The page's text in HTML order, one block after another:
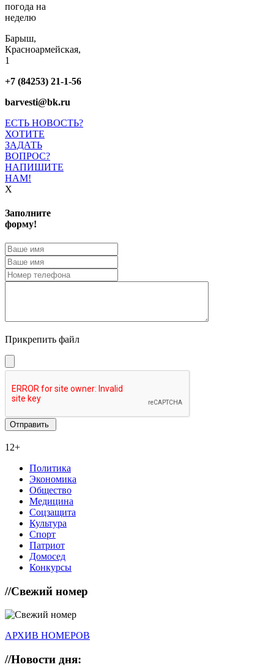
погода на
неделю
Барыш,
Красноармейская,
1
+7 (84253) 21-1-56
barvesti@bk.ru
ЕСТЬ НОВОСТЬ?
ХОТИТЕ
ЗАДАТЬ
ВОПРОС?
НАПИШИТЕ
НАМ!
X
Заполните
форму!
Прикрепить файл
12+
Политика
Экономика
Общество
Медицина
Соцзащита
Культура
Спорт
Патриот
Домосед
Конкурсы
//Свежий номер
АРХИВ НОМЕРОВ
//Новости дня: